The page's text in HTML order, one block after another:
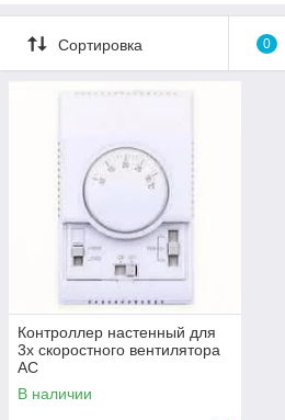
Сортировка 0
Контроллер настенный для
3х скоростного вентилятора
АС
В наличии